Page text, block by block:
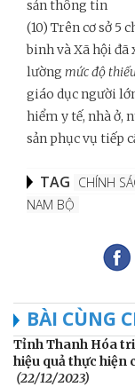
sản thông tin
(10) Trên cơ sở 5
binh và Xã hội đã
lường mức độ
giáo dục người
hiểm y tế, nhà ở,
sản phục vụ tiếp
TAG CHÍNH
NAM BỘ
BÀI CÙNG
Tỉnh Thanh Hóa
hiệu quả thực hiện
(22/12/2023)